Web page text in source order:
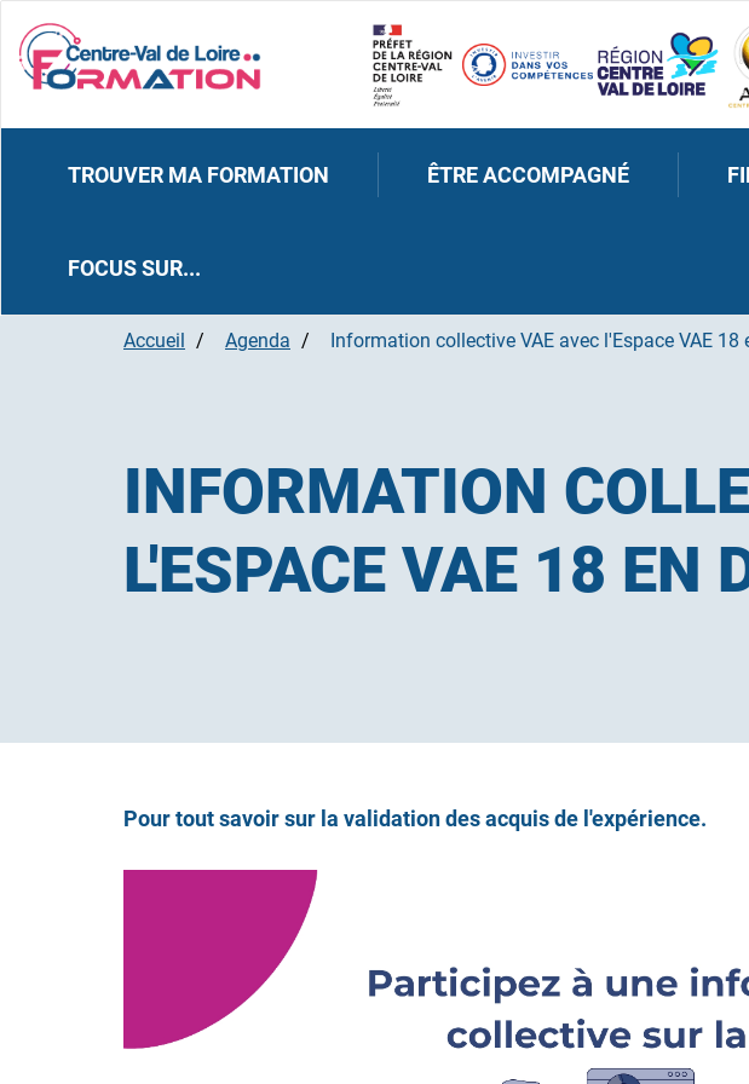
TROUVER MA FORMATION ÊTRE ACCOMPAGNÉ
FOCUS SUR...
Accueil Agenda Information collective VAE avec l'Espace VAE 18
INFORMATION
L'ESPACE VAE 18 EN
Pour tout savoir sur la validation des acquis de l'expérience.